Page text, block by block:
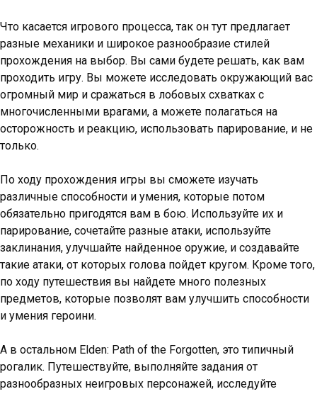
Что касается игрового процесса, так он тут предлагает
разные механики и широкое разнообразие стилей
прохождения на выбор. Вы сами будете решать, как вам
проходить игру. Вы можете исследовать окружающий вас
огромный мир и сражаться в лобовых схватках с
многочисленными врагами, а можете полагаться на
осторожность и реакцию, использовать парирование, и не
только.
По ходу прохождения игры вы сможете изучать
различные способности и умения, которые потом
обязательно пригодятся вам в бою. Используйте их и
парирование, сочетайте разные атаки, используйте
заклинания, улучшайте найденное оружие, и создавайте
такие атаки, от которых голова пойдет кругом. Кроме того,
по ходу путешествия вы найдете много полезных
предметов, которые позволят вам улучшить способности
и умения героини.
А в остальном Elden: Path of the Forgotten, это типичный
рогалик. Путешествуйте, выполняйте задания от
разнообразных неигровых персонажей, исследуйте